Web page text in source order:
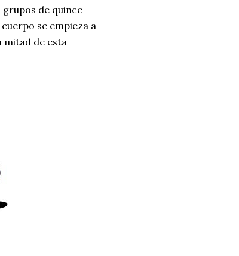
de quince
se empieza a
mitad de esta